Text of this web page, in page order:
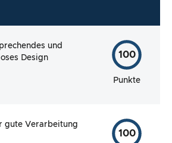
und
Design
100
Punkte
gute Verarbeitung
100